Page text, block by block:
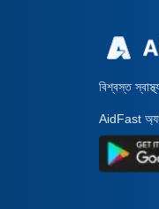
বিশ্বস্ত
AidFast